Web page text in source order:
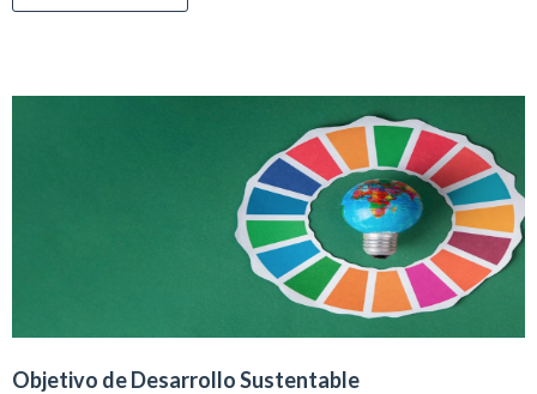
Objetivo de Desarrollo Sustentable